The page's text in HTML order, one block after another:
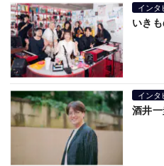
インタ
いき
インタ
酒井